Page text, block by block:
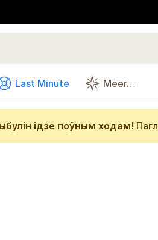
Last Minute Meer…
ідзе поўным ходам!